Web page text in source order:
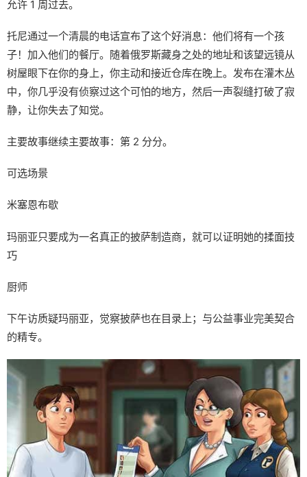
允许 1 周过去。
托尼通过一个清晨的电话宣布了这个好消息：他们将有一个孩
子！加入他们的餐厅。随着俄罗斯藏身之处的地址和该望远镜从
树屋眼下在你的身上，你主动和接近仓库在晚上。发布在灌木丛
中，你几乎没有侦察过这个可怕的地方，然后一声裂缝打破了寂
静，让你失去了知觉。
主要故事继续主要故事：第 2 分分。
可选场景
米塞恩布歇
玛丽亚只要成为一名真正的披萨制造商，就可以证明她的揉面技
巧
厨师
下午访质疑玛丽亚，觉察披萨也在目录上；与公益事业完美契合
的精专。